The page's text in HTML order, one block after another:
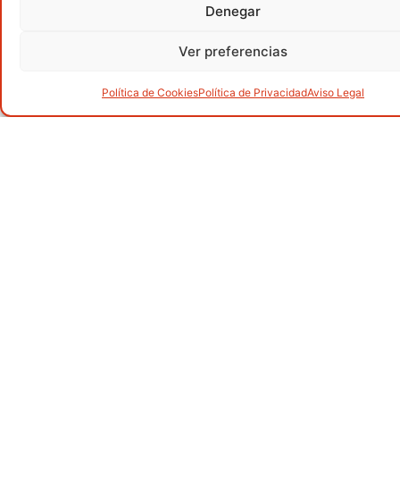
Denegar
Ver preferencias
Política de CookiesPolítica de PrivacidadAviso Legal
Barranquismo
.